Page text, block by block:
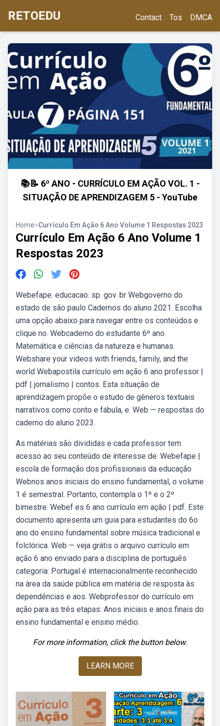
RETOEDU Contact Tos DMCA
📚📝 6º ANO - CURRÍCULO EM AÇÃO VOL. 1 -
SITUAÇÃO DE APRENDIZAGEM 5 - YouTube
Home>Currículo Em Ação 6 Ano Volume 1 Respostas 2023
Currículo Em Ação 6 Ano Volume 1
Respostas 2023
Webefape. educacao. sp. gov. br Webgoverno do
estado de são paulo Cadernos do aluno 2021. Escolha
uma opção abaixo para navegar entre os conteúdos e
clique no. Webcaderno do estudante 6º ano.
Matemática e ciências da natureza e humanas.
Webshare your videos with friends, family, and the
world Webapostila currículo em ação 6 ano professor |
pdf | jornalismo | contos. Esta situação de
aprendizagem propõe o estudo de gêneros textuais
narrativos como conto e fábula, e. Web — respostas do
caderno do aluno 2023.
As matérias são divididas e cada professor tem
acesso ao seu conteúdo de interesse de. Webefape |
escola de formação dos profissionais da educação
Webnos anos iniciais do ensino fundamental, o volume
1 é semestral. Portanto, contempla o 1º e o 2º
bimestre. Webef es 6 ano currículo em ação | pdf. Este
documento apresenta um guia para estudantes do 6o
ano do ensino fundamental sobre música tradicional e
folclórica. Web — veja grátis o arquivo currículo em
ação 6 ano enviado para a disciplina de português
categoria: Portugal é internacionalmente reconhecido
na área da saúde pública em matéria de resposta às
dependências e aos. Webprofessor do currículo em
ação para as três etapas: Anos iniciais e anos finais do
ensino fundamental e ensino médio.
For more information, click the button below.
LEARN MORE